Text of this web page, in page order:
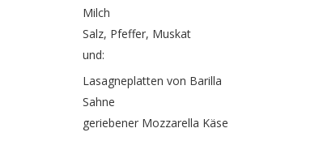
Milch
Salz, Pfeffer, Muskat
und:
Lasagneplatten von Barilla
Sahne
geriebener Mozzarella Käse